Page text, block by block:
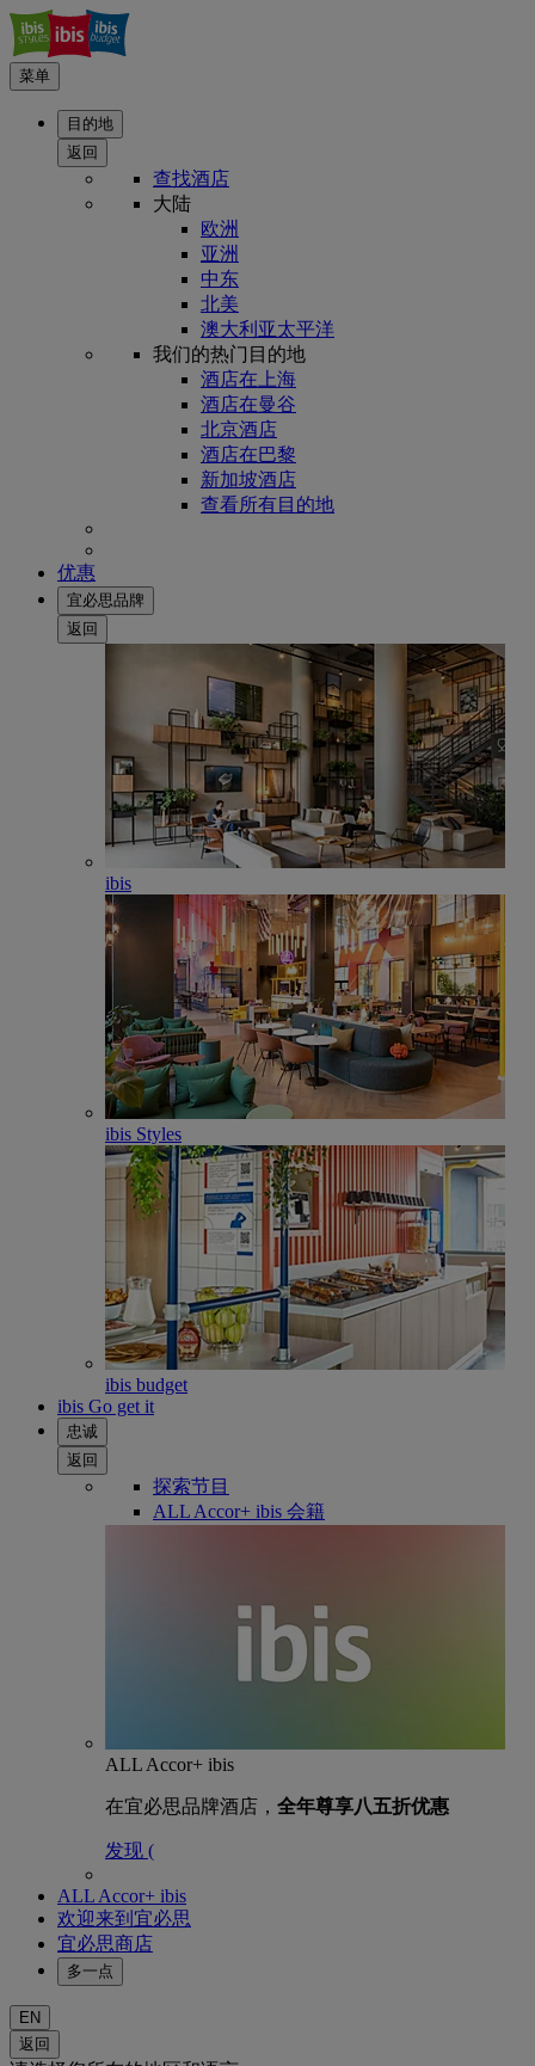
菜单
目的地
返回
查找酒店
大陆
欧洲
亚洲
中东
北美
澳大利亚太平洋
我们的热门目的地
酒店在上海
酒店在曼谷
北京酒店
酒店在巴黎
新加坡酒店
查看所有目的地
优惠
宜必思品牌
返回
ibis
ibis Styles
ibis budget
ibis Go get it
忠诚
返回
探索节目
ALL Accor+ ibis 会籍
ALL Accor+ ibis
在宜必思品牌酒店， 全年尊享八五折优惠
发现 (
ALL Accor+ ibis
欢迎来到宜必思
宜必思商店
多一点
EN
返回